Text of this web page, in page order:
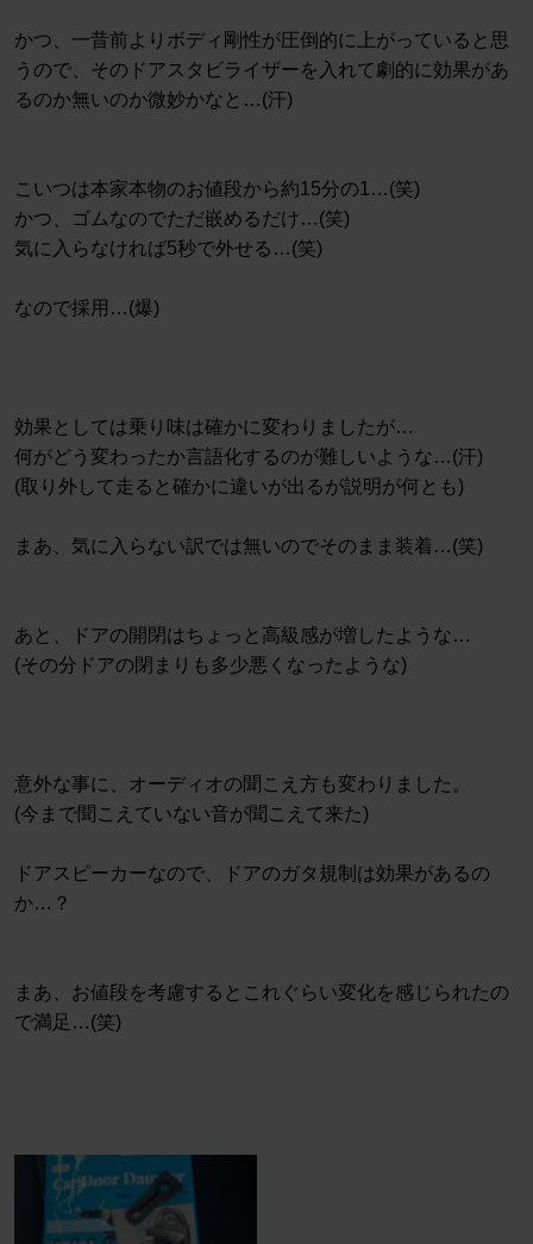
かつ、一昔前よりボディ剛性が圧倒的に上がっていると思
うので、そのドアスタビライザーを入れて劇的に効果があ
るのか無いのか微妙かなと…(汗)
こいつは本家本物のお値段から約15分の1…(笑)
かつ、ゴムなのでただ嵌めるだけ…(笑)
気に入らなければ5秒で外せる…(笑)
なので採用…(爆)
効果としては乗り味は確かに変わりましたが…
何がどう変わったか言語化するのが難しいような…(汗)
(取り外して走ると確かに違いが出るが説明が何とも)
まあ、気に入らない訳では無いのでそのまま装着…(笑)
あと、ドアの開閉はちょっと高級感が増したような…
(その分ドアの閉まりも多少悪くなったような)
意外な事に、オーディオの聞こえ方も変わりました。
(今まで聞こえていない音が聞こえて来た)
ドアスピーカーなので、ドアのガタ規制は効果があるの
か…？
まあ、お値段を考慮するとこれぐらい変化を感じられたの
で満足…(笑)